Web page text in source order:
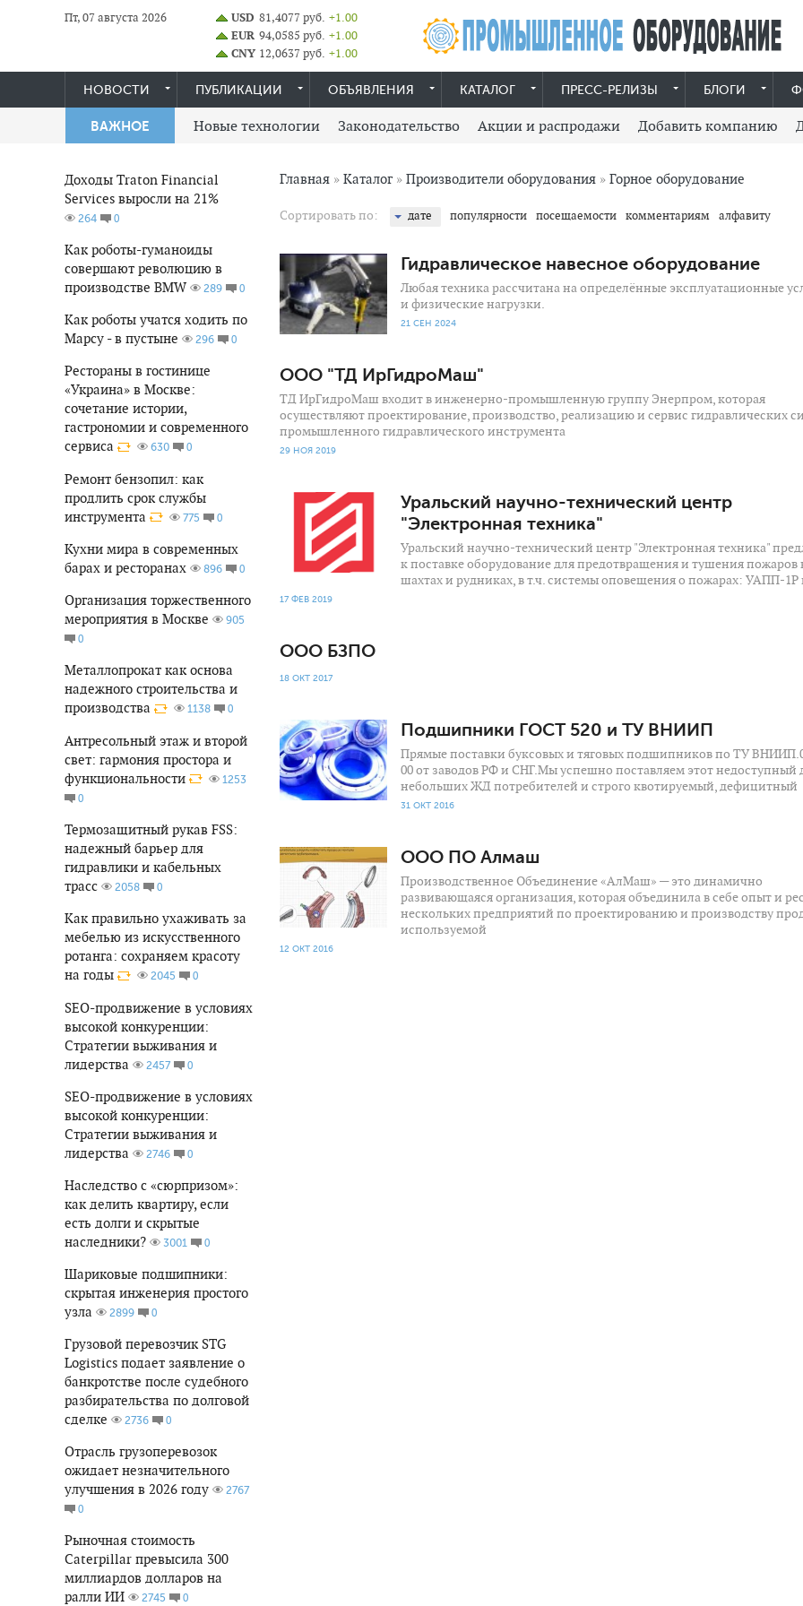
Пт, 07 августа 2026 USD 81,4077 руб. +1.00
EUR 94,0585 руб. +1.00
CNY 12,0637 руб. +1.00
НОВОСТИ ПУБЛИКАЦИИ ОБЪЯВЛЕНИЯ КАТАЛОГ ПРЕСС-РЕЛИЗЫ БЛОГИ
ВАЖНОЕ Новые технологии Законодательство Акции и распродажи Добавить компанию
Доходы Traton Financial
Services выросли на 21%
264 0
Как роботы-гуманоиды
совершают революцию в
производстве BMW
289 0
Как роботы учатся ходить по
Марсу - в пустыне
296 0
Рестораны в гостинице
«Украина» в Москве:
сочетание истории,
гастрономии и современного
сервиса
630 0
Ремонт бензопил: как
продлить срок службы
инструмента
775 0
Кухни мира в современных
барах и ресторанах
896 0
Организация торжественного
мероприятия в Москве
905
0
Металлопрокат как основа
надежного строительства и
производства
1138 0
Антресольный этаж и второй
свет: гармония простора и
функциональности
1253
0
Термозащитный рукав FSS:
надежный барьер для
гидравлики и кабельных
трасс
2058 0
Как правильно ухаживать за
мебелью из искусственного
ротанга: сохраняем красоту
на годы
2045 0
SEO-продвижение в условиях
высокой конкуренции:
Стратегии выживания и
лидерства
2457 0
SEO-продвижение в условиях
высокой конкуренции:
Стратегии выживания и
лидерства
2746 0
Наследство с «сюрпризом»:
как делить квартиру, если
есть долги и скрытые
наследники?
3001 0
Шариковые подшипники:
скрытая инженерия простого
узла
2899 0
Грузовой перевозчик STG
Logistics подает заявление о
банкротстве после судебного
разбирательства по долговой
сделке
2736 0
Отрасль грузоперевозок
ожидает незначительного
улучшения в 2026 году
2767
0
Рыночная стоимость
Caterpillar превысила 300
миллиардов долларов на
ралли ИИ
2745 0
Главная » Каталог» Производители оборудования » Горное оборудование
Сортировать по: дате популярности посещаемости комментариям алфавиту
Гидравлическое навесное оборудование
Любая техника рассчитана на определённые эксплуатационные
и физические нагрузки.
21 СЕН 2024
ООО "ТД ИрГидроМаш"
ТД ИрГидроМаш входит в инженерно-промышленную группу Энерпром, которая
осуществляют проектирование, производство, реализацию и сервис гидравлических
промышленного гидравлического инструмента
29 НОЯ 2019
Уральский научно-технический центр
"Электронная техника"
Уральский научно-технический центр "Электронная техника"
к поставке оборудование для предотвращения и тушения пожаров
шахтах и рудниках, в т.ч. системы оповещения о пожарах: УАПП-1Р
17 ФЕВ 2019
ООО БЗПО
18 ОКТ 2017
Подшипники ГОСТ 520 и ТУ ВНИИП
Прямые поставки буксовых и тяговых подшипников по ТУ
00 от заводов РФ и СНГ.Мы успешно поставляем этот недоступный
небольших ЖД потребителей и строго квотируемый, дефицитный
31 ОКТ 2016
ООО ПО Алмаш
Производственное Объединение «АлМаш» — это динамично
развивающаяся организация, которая объединила в себе опыт и
нескольких предприятий по проектированию и производству
используемой
12 ОКТ 2016